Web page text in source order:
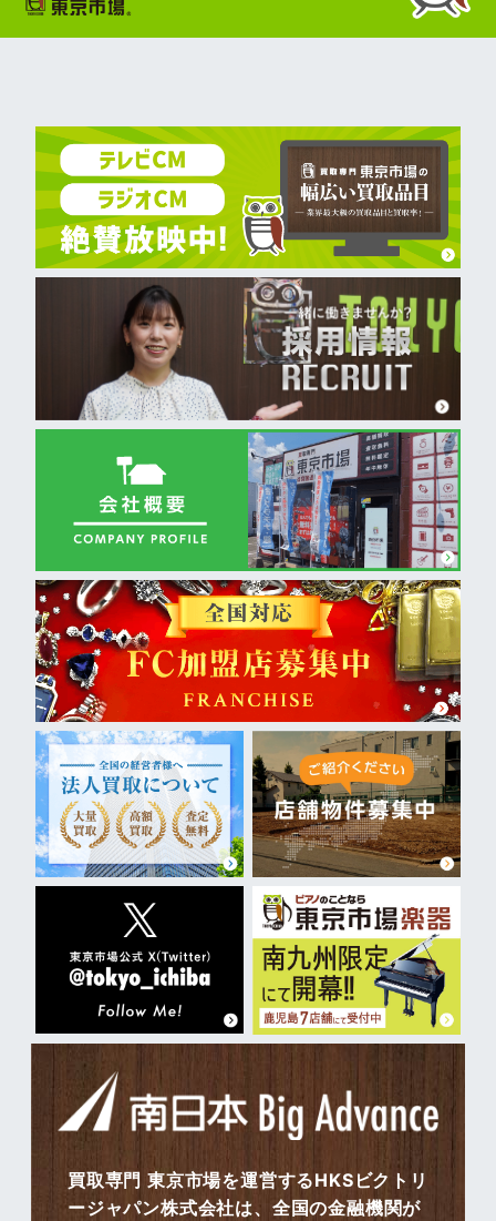
買取専門 東京市場を運営するHKSビクトリ
ージャパン株式会社は、全国の金融機関が